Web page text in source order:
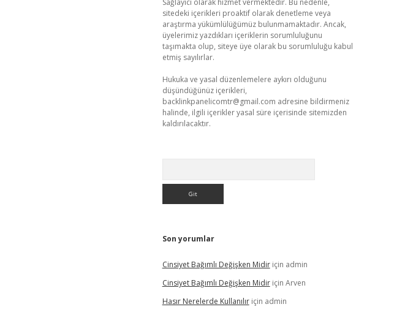
Sağlayıcı olarak hizmet vermektedir. Bu nedenle,
sitedeki içerikleri proaktif olarak denetleme veya
araştırma yükümlülüğümüz bulunmamaktadır. Ancak,
üyelerimiz yazdıkları içeriklerin sorumluluğunu
taşımakta olup, siteye üye olarak bu sorumluluğu kabul
etmiş sayılırlar.
Hukuka ve yasal düzenlemelere aykırı olduğunu
düşündüğünüz içerikleri,
backlinkpanelicomtr@gmail.com adresine bildirmeniz
halinde, ilgili içerikler yasal süre içerisinde sitemizden
kaldırılacaktır.
Son yorumlar
Cinsiyet Bağımlı Değişken Midiriçin admin
Cinsiyet Bağımlı Değişken Midiriçin Arven
Hasır Nerelerde Kullanılıriçin admin